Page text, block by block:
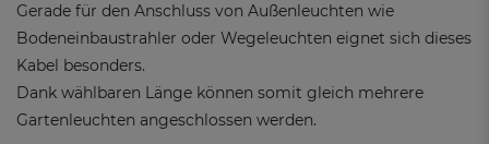
Gerade für den Anschluss von Außenleuchten wie
Bodeneinbaustrahler oder Wegeleuchten eignet sich dieses
Kabel besonders.
Dank wählbaren Länge können somit gleich mehrere
Gartenleuchten angeschlossen werden.